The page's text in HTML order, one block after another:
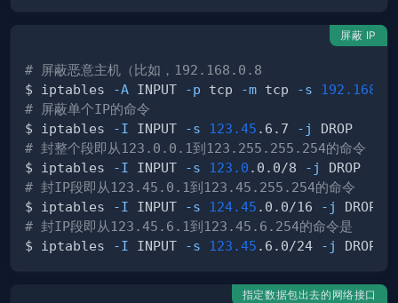
屏蔽 IP
# 屏蔽恶意主机（比如，192.168.0.8
$ iptables
-A INPUT -p tcp -m tcp -s 192.168
# 屏蔽单个IP的命令
$ iptables
-I INPUT -s 123.45 .6.7 -j
# 封整个段即从123.0.0.1到123.255.255.254的命令
$ iptables
-I INPUT -s 123.0 .0.0/8 -j
# 封IP段即从123.45.0.1到123.45.255.254的命令
$ iptables
-I INPUT -s 124.45 .0.0/16 -j
# 封IP段即从123.45.6.1到123.45.6.254的命令是
$ iptables
-I INPUT -s 123.45 .6.0/24 -j
指定数据包出去的网络接口